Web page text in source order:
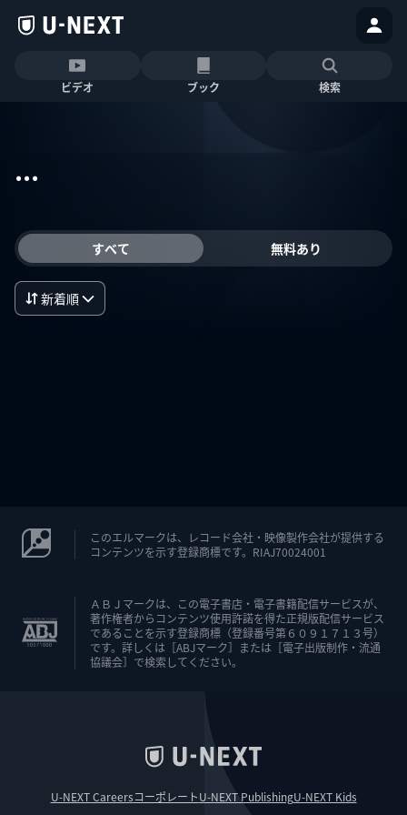
ビデオ ブック 検索
...
すべて 無料あり
新着順
このエルマークは、レコード会社・映像製作会社が提供する
コンテンツを示す登録商標です。RIAJ70024001
ＡＢＪマークは、この電子書店・電子書籍配信サービスが、
著作権者からコンテンツ使用許諾を得た正規版配信サービス
であることを示す登録商標（登録番号第６０９１７１３号）
です。詳しくは［ABJマーク］または［電子出版制作・流通
協議会］で検索してください。
U-NEXT CareersコーポレートU-NEXT PublishingU-NEXT Kids